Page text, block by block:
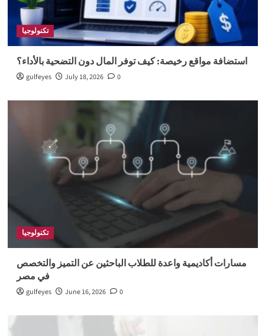
تكنولوجيا
استضافة مواقع رخيصة: كيف توفر المال دون التضحية بالأداء؟
gulfeyes July 18, 2026 0
تكنولوجيا
مسارات أكاديمية واعدة للطلاب الباحثين عن التميز والتخصص
في مصر
gulfeyes June 16, 2026 0